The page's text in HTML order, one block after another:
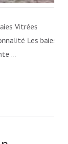
Vitrées
Les baies
…